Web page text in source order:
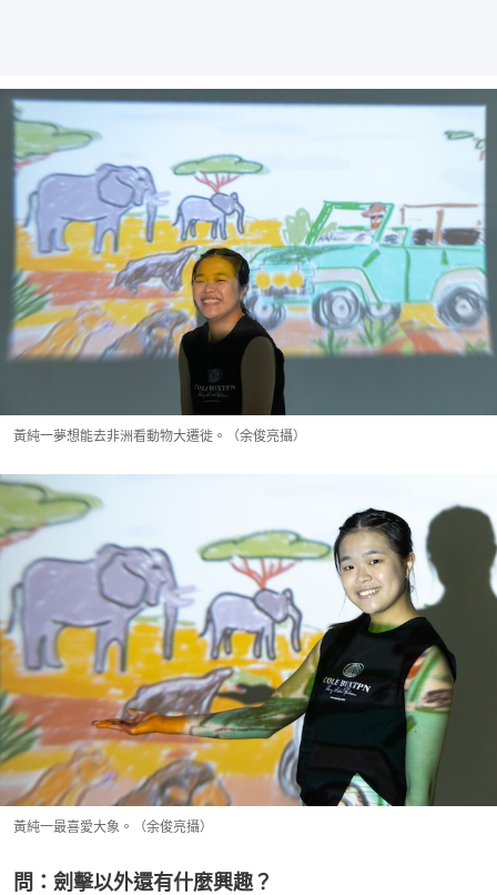
黃純一夢想能去非洲看動物大遷徙。（余俊亮攝）
黃純一最喜愛大象。（余俊亮攝）
問：劍擊以外還有什麼興趣？